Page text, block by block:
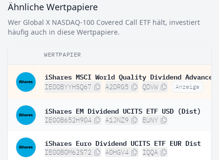
Ähnliche Wertpapiere
Wer Global X NASDAQ-100 Covered Call ETF hält, investiert
häufig auch in diese Wertpapiere.
WERTPAPIER
IE00BYYHSQ67 A2DRG5 QDVW Anzeige
iShares EM Dividend UCITS ETF USD (Dist)
IE00B652H904 A1JNZ9 EUNY
iShares Euro Dividend UCITS ETF EUR Dist
IE00B0M62S72 A0HGV4 IQQA